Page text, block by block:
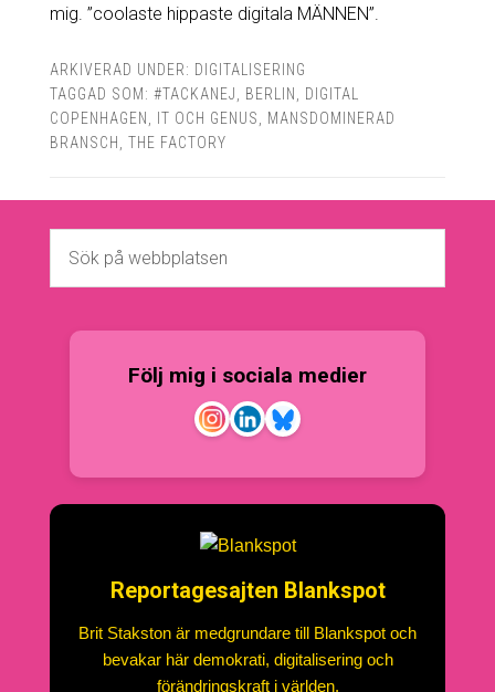
mig. ”coolaste hippaste digitala MÄNNEN”.
ARKIVERAD UNDER: DIGITALISERING
TAGGAD SOM: #TACKANEJ BERLIN
DIGITAL
COPENHAGEN
IT OCH GENUS
MANSDOMINERAD
BRANSCH
THE FACTORY
Följ mig i sociala medier
Reportagesajten Blankspot
Brit Stakston är medgrundare till Blankspot och
bevakar här demokrati, digitalisering och
förändringskraft i världen.